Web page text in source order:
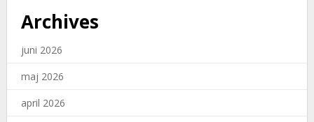
Archives
juni 2026
maj 2026
april 2026